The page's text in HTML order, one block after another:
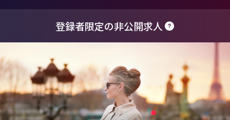
登録者限定の非公開求人